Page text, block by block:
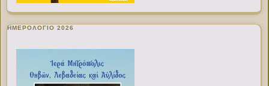
ΗΜΕΡΟΛΟΓΙΟ 2026